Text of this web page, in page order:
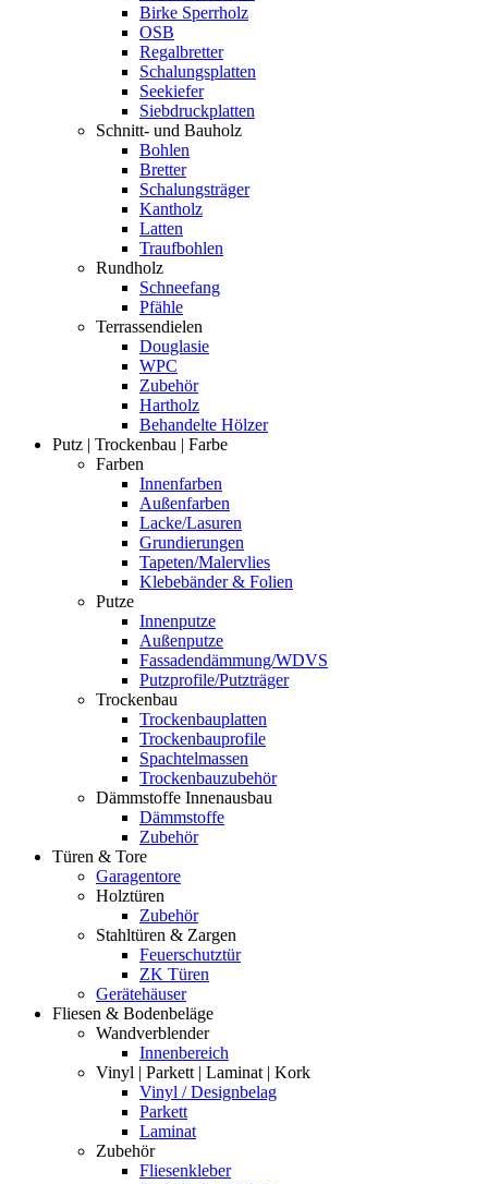
Birke Sperrholz
OSB
Regalbretter
Schalungsplatten
Seekiefer
Siebdruckplatten
Schnitt- und Bauholz
Bohlen
Bretter
Schalungsträger
Kantholz
Latten
Traufbohlen
Rundholz
Schneefang
Pfähle
Terrassendielen
Douglasie
WPC
Zubehör
Hartholz
Behandelte Hölzer
Putz | Trockenbau | Farbe
Farben
Innenfarben
Außenfarben
Lacke/Lasuren
Grundierungen
Tapeten/Malervlies
Klebebänder & Folien
Putze
Innenputze
Außenputze
Fassadendämmung/WDVS
Putzprofile/Putzträger
Trockenbau
Trockenbauplatten
Trockenbauprofile
Spachtelmassen
Trockenbauzubehör
Dämmstoffe Innenausbau
Dämmstoffe
Zubehör
Türen & Tore
Garagentore
Holztüren
Zubehör
Stahltüren & Zargen
Feuerschutztür
ZK Türen
Gerätehäuser
Fliesen & Bodenbeläge
Wandverblender
Innenbereich
Vinyl | Parkett | Laminat | Kork
Vinyl / Designbelag
Parkett
Laminat
Zubehör
Fliesenkleber